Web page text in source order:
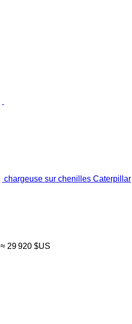
chargeuse sur chenilles Caterpillar
≈ 29 920 $US